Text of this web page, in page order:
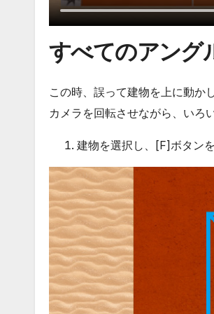
すべてのアング
この時、誤って建物を上に動か
カメラを回転させながら、いろ
建物を選択し、[F]ボタン